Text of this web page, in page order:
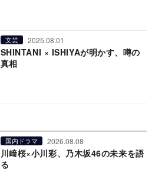
文芸 2025.08.01
SHINTANI × ISHIYAが明かす、噂の
真相
国内ドラマ 2026.08.08
川﨑桜×小川彩、乃木坂46の未来を語
る